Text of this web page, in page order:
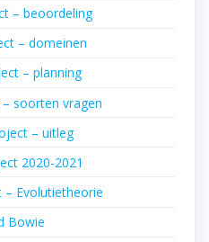
– beoordeling
– domeinen
– planning
soorten vragen
– uitleg
2020-2021
– Evolutietheorie
Bowie